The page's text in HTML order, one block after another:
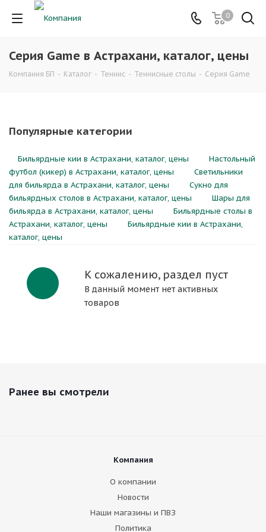
0
Серия Game в Астрахани, каталог, цены
Компания БП - Каталог - Теннис - Теннисные столы - Серия Game
Популярные категории
Бильярдные кии в Астрахани, каталог, цены
Настольный
футбол (кикер) в Астрахани, каталог, цены
Светильники
для бильярда в Астрахани, каталог, цены
Сукно для
бильярдных столов в Астрахани, каталог, цены
Шары для
бильярда в Астрахани, каталог, цены
Бильярдные столы в
Астрахани, каталог, цены
Бильярдные кии в Астрахани,
каталог, цены
К сожалению, раздел пуст
В данный момент нет активных
товаров
Ранее вы смотрели
Компания
О компании
Новости
Наши магазины и ПВЗ
Политика